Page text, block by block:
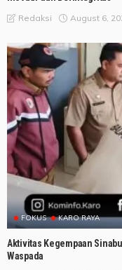
Redaksi August 6,
FOKUS KARO RAYA
Aktivitas Kegempaan
Waspada